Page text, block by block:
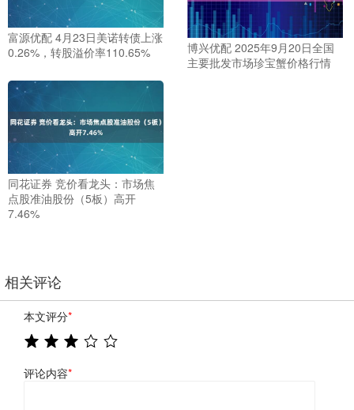
富源优配 4月23日美诺转债上涨
0.26%，转股溢价率110.65%
博兴优配 2025年9月20日全国
主要批发市场珍宝蟹价格行情
同花证券 竞价看龙头：市场焦
点股准油股份（5板）高开
7.46%
相关评论
本文评分*
评论内容*